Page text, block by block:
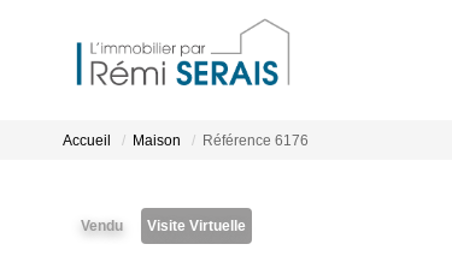
Accueil Maison Référence 6176
Vendu Visite Virtuelle